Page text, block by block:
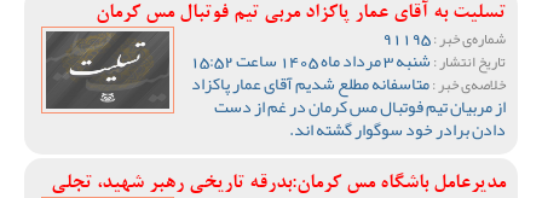
تسلیت به آقای عمار پاکزاد مربی تیم فوتبال مس کرمان
شماره‌ی خبر :
تاریخ انتشار :شنبه 3 مرداد ماه 1405 ساعت 15:52
خلاصه‌ی خبر :متاسفانه مطلع شدیم آقای عمار پاکزاد
از مربیان تیم فوتبال مس کرمان در غم از دست
دادن برادر خود سوگوار گشته اند.
مدیرعامل باشگاه مس کرمان:بدرقه تاریخی رهبر شهید، تجلی